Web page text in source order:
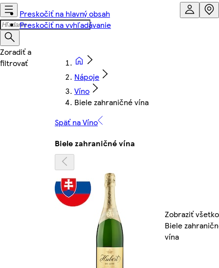
Preskočiť na hlavný obsah
Preskočiť na vyhľadávanie
Nápoje
Víno
Biele zahraničné vína
Späť na Víno
Biele zahraničné vína
Zobraziť
Biele
vína